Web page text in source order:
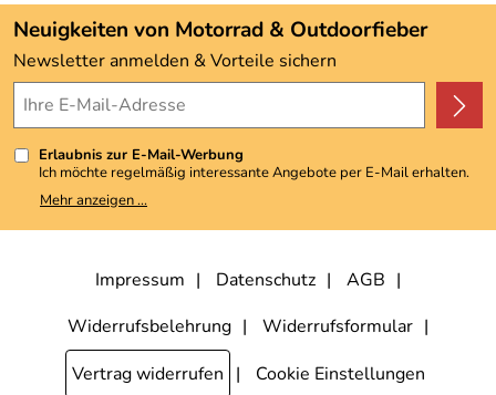
Angebote
Kundenbewertungen (3.492)
4,9/5*****
Neuigkeiten von Motorrad & Outdoorfieber
Newsletter anmelden & Vorteile sichern
Erlaubnis zur E-Mail-Werbung
Ich möchte regelmäßig interessante Angebote per E-Mail erhalten.
Meine E-Mail-Adresse wird nicht an andere Unternehmen
weitergegeben. Zu statistischen Zwecken wird in anonymer Form
kann ich jederzeit mit Wirkung für die Zukunft widerrufen, indem ich
den Link "Abmelden" am Ende des Newsletters anklicke. Die
Mehr anzeigen ...
Impressum Datenschutz
AGB
Widerrufsbelehrung
Widerrufsformular
Vertrag widerrufen
Cookie Einstellungen